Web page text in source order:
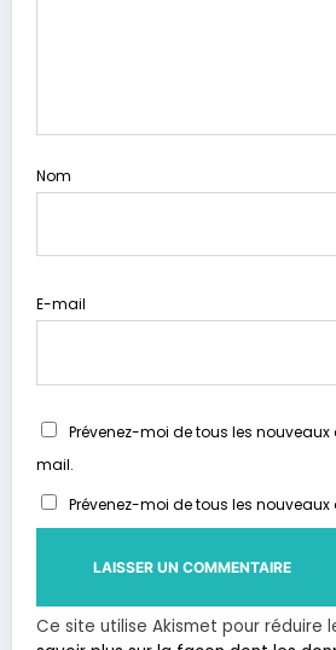
Nom
E-mail
Prévenez-moi de tous les
mail.
Prévenez-moi de tous les
Ce site utilise Akismet pour réduire